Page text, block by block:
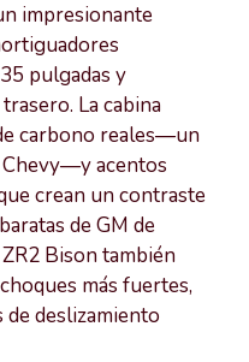
impresionante
pulgadas y
La cabina
carbono reales—un
Chevy—y acentos
crean un contraste
de GM de
Bison también
más fuertes,
deslizamiento